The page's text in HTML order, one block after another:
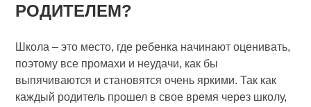
РОДИТЕЛЕМ?
Школа – это место, где ребенка начинают оценивать,
поэтому все промахи и неудачи, как бы
выпячиваются и становятся очень яркими. Так как
каждый родитель прошел в свое время через школу,